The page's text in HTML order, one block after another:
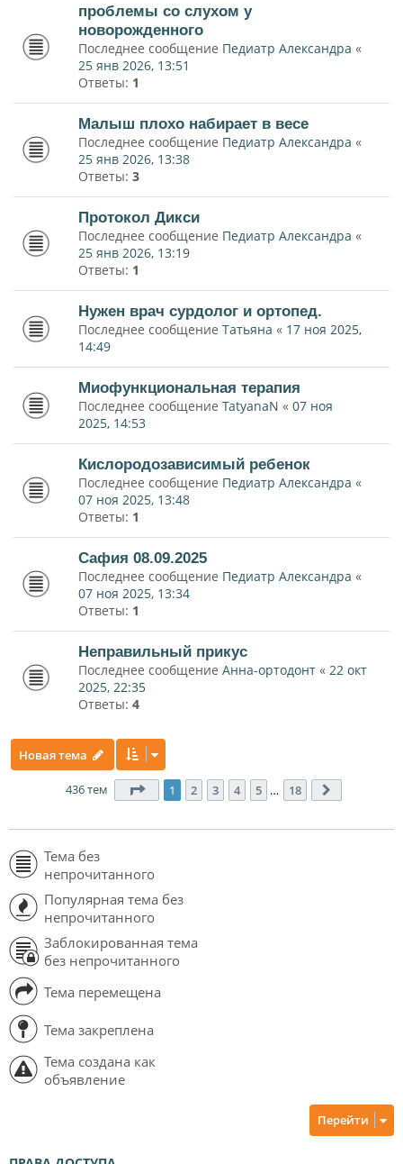
проблемы со слухом у
новорожденного
Последнее сообщение Педиатр Александра «
25 янв 2026, 13:51
Ответы: 1
Малыш плохо набирает в весе
Последнее сообщение Педиатр Александра «
25 янв 2026, 13:38
Ответы: 3
Протокол Дикси
Последнее сообщение Педиатр Александра «
25 янв 2026, 13:19
Ответы: 1
Нужен врач сурдолог и ортопед.
Последнее сообщение Татьяна « 17 ноя 2025,
14:49
Миофункциональная терапия
Последнее сообщение TatyanaN « 07 ноя
2025, 14:53
Кислородозависимый ребенок
Последнее сообщение Педиатр Александра «
07 ноя 2025, 13:48
Ответы: 1
Сафия 08.09.2025
Последнее сообщение Педиатр Александра «
07 ноя 2025, 13:34
Ответы: 1
Неправильный прикус
Последнее сообщение Анна-ортодонт « 22 окт
2025, 22:35
Ответы: 4
Новая тема
436 тем Страница 1из 18
1 2 3 4 5 … 18
Тема без
непрочитанного
Популярная тема без
непрочитанного
Заблокированная тема
без непрочитанного
Тема перемещена
Тема закреплена
Тема создана как
объявление
Перейти